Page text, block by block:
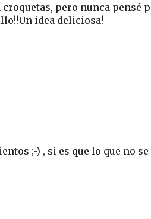
pero nunca pensé
idea deliciosa!
;-) , si es que lo que no se